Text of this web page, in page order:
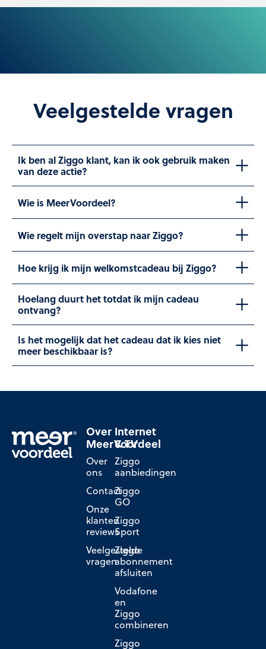
Veelgestelde vragen
Ik ben al Ziggo klant, kan ik ook gebruik maken
van deze actie?
Wie is MeerVoordeel?
Wie regelt mijn overstap naar Ziggo?
Hoe krijg ik mijn welkomstcadeau bij Ziggo?
Hoelang duurt het totdat ik mijn cadeau
ontvang?
Is het mogelijk dat het cadeau dat ik kies niet
meer beschikbaar is?
Over
MeerVoordeel
Over
ons
Contact
Onze
klanten
reviews
Veelgestelde
vragen
Internet
& TV
Ziggo
aanbiedingen
Ziggo
GO
Ziggo
Sport
Ziggo
abonnement
afsluiten
Vodafone
en
Ziggo
combineren
Ziggo